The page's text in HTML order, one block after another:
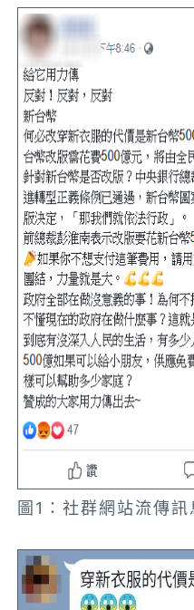
圖1：社群網站流傳訊